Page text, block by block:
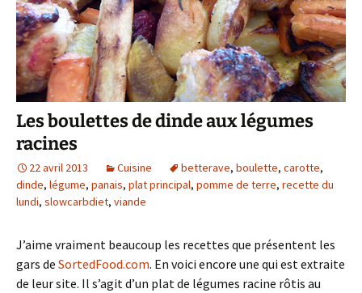
Les boulettes de dinde aux légumes
racines
22 avril 2013 Cuisine betterave, boulette, carotte,
dinde, légume, panais, plat principal, pomme de terre, recette du
lundi, slowcarbdiet, viande
J’aime vraiment beaucoup les recettes que présentent les
gars de SortedFood.com. En voici encore une qui est extraite
de leur site. Il s’agit d’un plat de légumes racine rôtis au